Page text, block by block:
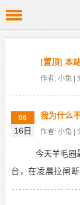
[置顶] 本
作者: 小兔 |
06
16日
我为什么
作者: 小兔 |
今天羊毛圈
台，在凌晨拉闸
了，尤其前一天还